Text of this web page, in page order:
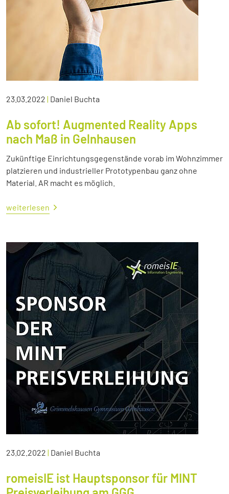
23.03.2022 | Daniel Buchta
Ab sofort! Augmented Reality Apps
nach Maß in Gelnhausen
Zukünftige Einrichtungsgegenstände vorab im Wohnzimmer
platzieren und industrieller Prototypenbau ganz ohne
Material. AR macht es möglich.
weiterlesen
23.02.2022 | Daniel Buchta
romeisIE ist Hauptsponsor für MINT